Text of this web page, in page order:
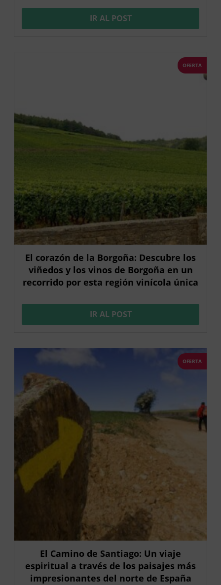
IR AL POST
OFERTA
El corazón de la Borgoña: Descubre los
viñedos y los vinos de Borgoña en un
recorrido por esta región vinícola única
IR AL POST
OFERTA
El Camino de Santiago: Un viaje
espiritual a través de los paisajes más
impresionantes del norte de España